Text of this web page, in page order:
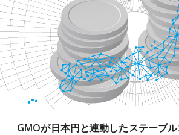
GMOが日本円と連動したステーブル